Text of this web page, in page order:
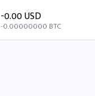
-0.00 USD
-0.00000000 BTC